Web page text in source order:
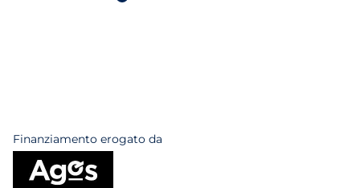
Finanziamento erogato da